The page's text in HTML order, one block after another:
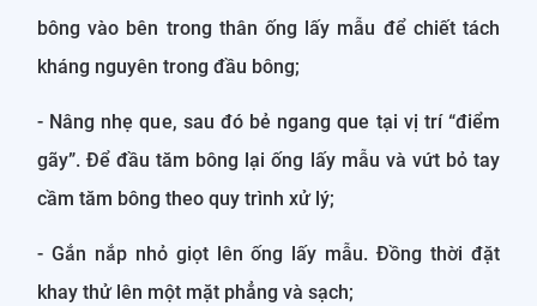
bông vào bên trong thân ống lấy mẫu để chiết tách
kháng nguyên trong đầu bông;
- Nâng nhẹ que, sau đó bẻ ngang que tại vị trí “điểm
gãy”. Để đầu tăm bông lại ống lấy mẫu và vứt bỏ tay
cầm tăm bông theo quy trình xử lý;
- Gắn nắp nhỏ giọt lên ống lấy mẫu. Đồng thời đặt
khay thử lên một mặt phẳng và sạch;